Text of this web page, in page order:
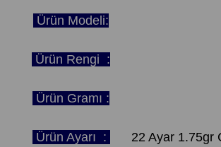
Ürün Modeli:
Ürün Rengi :
Ürün Gramı :
Ürün Ayarı : 22 Ayar 1.75gr